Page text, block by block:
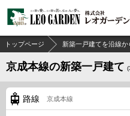
トップページ 新築一戸建てを沿線か
京成本線の新築一戸建て (
路線 京成本線